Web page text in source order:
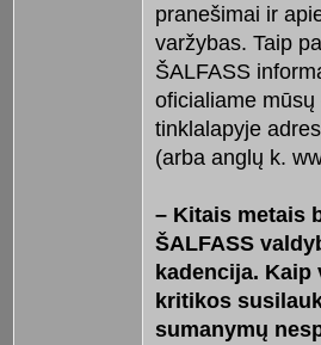
pranešimai ir
varžybas. Taip
ŠALFASS
oficialiame
tinklalapyje
(arba anglų k.
–Kitais metais
ŠALFASS
kadencija.
kritikos
sumanymų